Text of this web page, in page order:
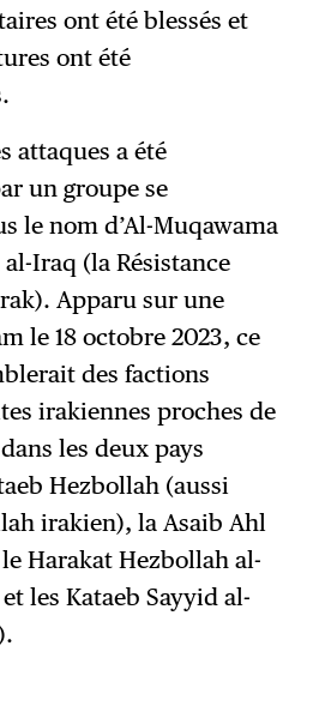
ont été blessés et
ont été
attaques a été
un groupe se
le nom d’Al-Muqawama
Iraq (la Résistance
Apparu sur une
le 18 octobre 2023, ce
des factions
irakiennes proches de
les deux pays
Hezbollah (aussi
irakien), la Asaib Ahl
Harakat Hezbollah al-
les Kataeb Sayyid al-